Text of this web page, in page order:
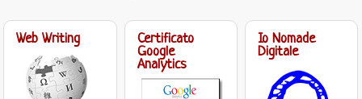
Web Writing
Certificato
Google
Analytics
Io Nomade
Digitale